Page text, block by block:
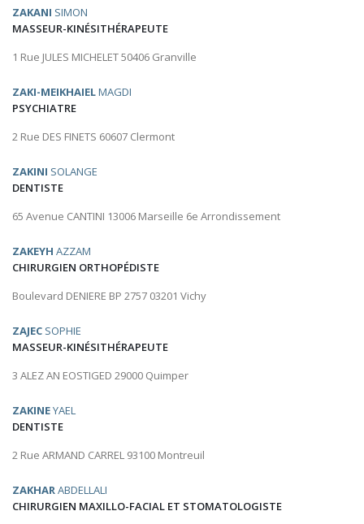
ZAKANI SIMON
MASSEUR-KINÉSITHÉRAPEUTE
1 Rue JULES MICHELET 50406 Granville
ZAKI-MEIKHAIELMAGDI
PSYCHIATRE
2 Rue DES FINETS 60607 Clermont
ZAKINI SOLANGE
DENTISTE
65 Avenue CANTINI 13006 Marseille 6e Arrondissement
ZAKEYH AZZAM
CHIRURGIEN ORTHOPÉDISTE
Boulevard DENIERE BP 2757 03201 Vichy
ZAJEC SOPHIE
MASSEUR-KINÉSITHÉRAPEUTE
3 ALEZ AN EOSTIGED 29000 Quimper
ZAKINEYAEL
DENTISTE
2 Rue ARMAND CARREL 93100 Montreuil
ZAKHARABDELLALI
CHIRURGIEN MAXILLO-FACIAL ET STOMATOLOGISTE